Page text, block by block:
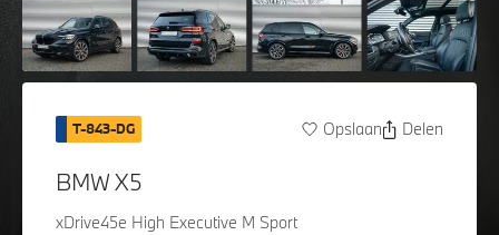
T-843-DG Opslaan Delen
BMW X5
xDrive45e High Executive M Sport